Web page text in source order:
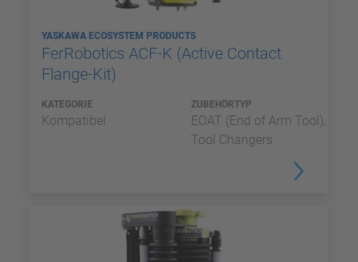
YASKAWA ECOSYSTEM PRODUCTS
FerRobotics ACF-K (Active Contact
Flange-Kit)
KATEGORIE
Kompatibel
ZUBEHÖRTYP
EOAT (End of Arm Tool),
Tool Changers